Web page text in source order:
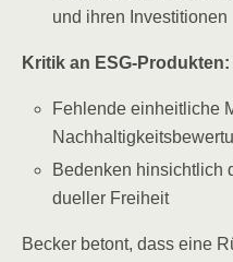
und ihren Investitionen
Kri­tik an ESG-Produkten:
Feh­len­de ein­heit­li­che
Beden­ken
du­el­ler Freiheit
Becker betont, dass eine